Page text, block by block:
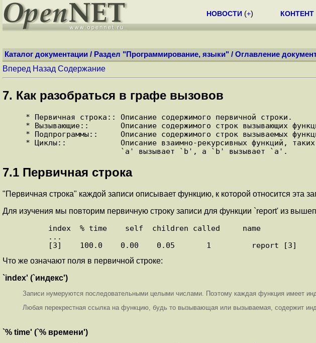
НОВОСТИ (+) КОНТЕНТ
Каталог документации / Раздел "Программирование, языки" / Оглавление
Вперед Назад Содержание
7. Как разобраться в графе вызовов
7.1 Первичная строка
"Первичная строка" каждой записи описывает функцию, к которой относится эта
Для изучения мы повторим первичную строку записи для функции `report' из
Что же означают поля в первичной строке:
`index' (`индекс')
Записи нумеруются последовательными целыми числами. Поэтому каждая функция имеет
Любая перекрестная ссылка на функцию, будь то вызывающая или вызываемая, содержит
`% time' (`% времени')